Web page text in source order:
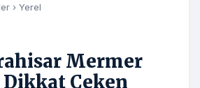
› Yerel
Mermer
Dikkat Çeken